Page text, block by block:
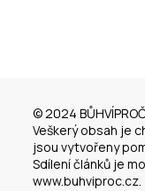
© 2024
Veškerý obsah je
jsou vytvořeny
Sdílení článků je
www.buhviproc.cz.